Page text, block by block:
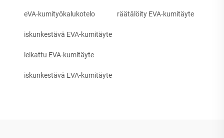
eVA-kumityökalukotelo räätälöity EVA-kumitäyte
iskunkestävä EVA-kumitäyte
leikattu EVA-kumitäyte
iskunkestävä EVA-kumitäyte